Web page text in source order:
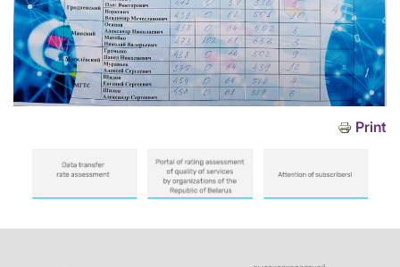
Print